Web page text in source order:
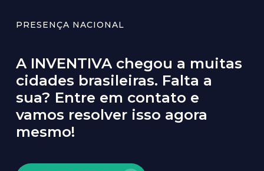
PRESENÇA NACIONAL
A INVENTIVA chegou a muitas
cidades brasileiras. Falta a
sua? Entre em contato e
vamos resolver isso agora
mesmo!